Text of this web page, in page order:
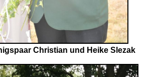
Christian und Heike Slezak